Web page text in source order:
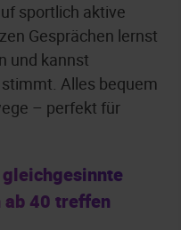
sportlich aktive
Gesprächen lernst
und kannst
Alles bequem
– perfekt für
40 treffen